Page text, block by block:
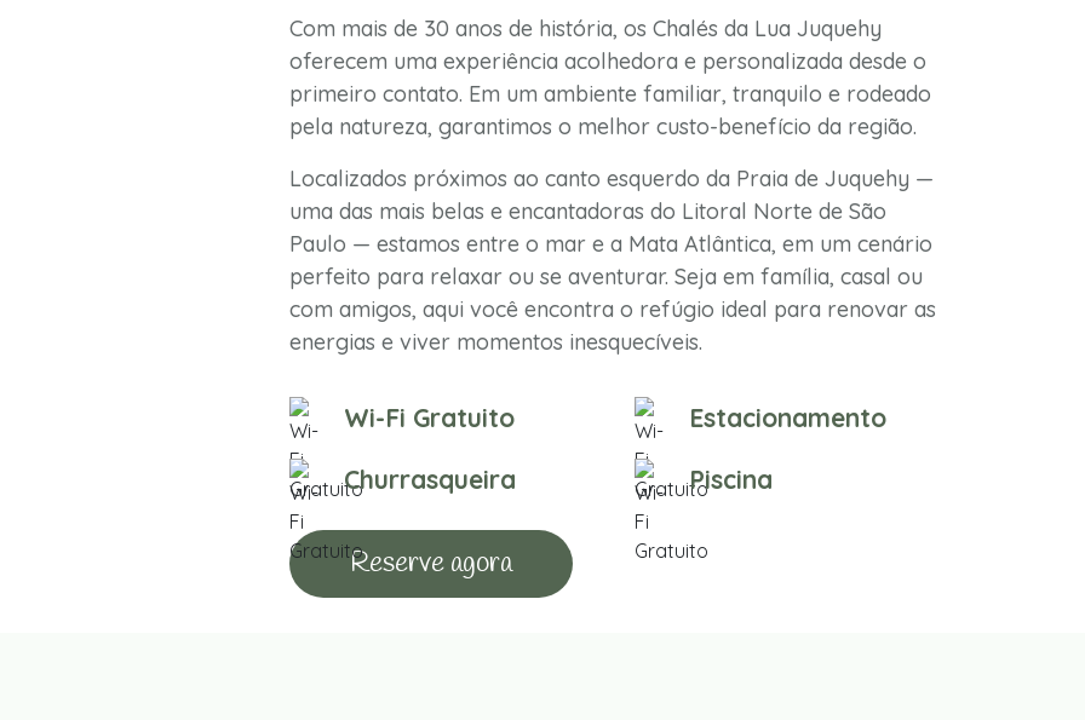
Com mais de 30 anos de história, os Chalés da Lua Juquehy
oferecem uma experiência acolhedora e personalizada desde o
primeiro contato. Em um ambiente familiar, tranquilo e rodeado
pela natureza, garantimos o melhor custo-benefício da região.
Localizados próximos ao canto esquerdo da Praia de Juquehy —
uma das mais belas e encantadoras do Litoral Norte de São
Paulo — estamos entre o mar e a Mata Atlântica, em um cenário
perfeito para relaxar ou se aventurar. Seja em família, casal ou
com amigos, aqui você encontra o refúgio ideal para renovar as
energias e viver momentos inesquecíveis.
Wi-Fi Gratuito
Estacionamento
Churrasqueira
Piscina
Reserve agora